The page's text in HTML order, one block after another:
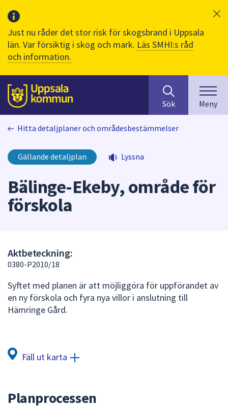
Just nu råder det stor risk för skogsbrand i Uppsala
län. Var försiktig i skog och mark. Läs SMHI:s råd
och information.
Till sidans
huvudinnehåll
efter
innehåll
på
webbplatsen.
skriva
i
Använd
piltangenterna
Sök Meny
Hitta detaljplaner och områdesbestämmelser
Gällande detaljplan Lyssna
Bälinge-Ekeby, område för
förskola
Aktbeteckning:
0380-P2010/18
Syftet med planen är att möjliggöra för uppförandet av
en ny förskola och fyra nya villor i anslutning till
Hämringe Gård.
Fäll ut karta
Planprocessen